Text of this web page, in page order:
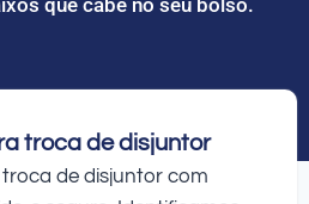
troca de disjuntor
de disjuntor com